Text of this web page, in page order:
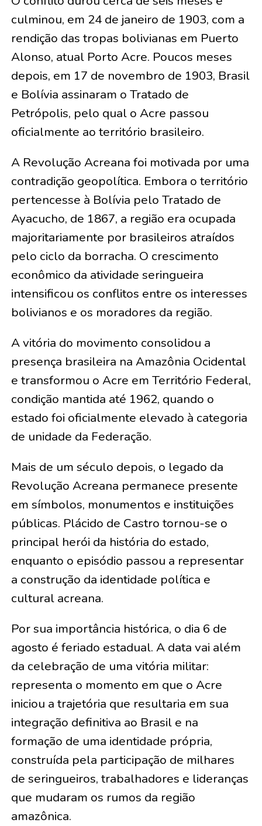
culminou, em 24 de janeiro de 1903, com a
rendição das tropas bolivianas em Puerto
Alonso, atual Porto Acre. Poucos meses
depois, em 17 de novembro de 1903, Brasil
e Bolívia assinaram o Tratado de
Petrópolis, pelo qual o Acre passou
oficialmente ao território brasileiro.
A Revolução Acreana foi motivada por uma
contradição geopolítica. Embora o território
pertencesse à Bolívia pelo Tratado de
Ayacucho, de 1867, a região era ocupada
majoritariamente por brasileiros atraídos
pelo ciclo da borracha. O crescimento
econômico da atividade seringueira
intensificou os conflitos entre os interesses
bolivianos e os moradores da região.
A vitória do movimento consolidou a
presença brasileira na Amazônia Ocidental
e transformou o Acre em Território Federal,
condição mantida até 1962, quando o
estado foi oficialmente elevado à categoria
de unidade da Federação.
Mais de um século depois, o legado da
Revolução Acreana permanece presente
em símbolos, monumentos e instituições
públicas. Plácido de Castro tornou-se o
principal herói da história do estado,
enquanto o episódio passou a representar
a construção da identidade política e
cultural acreana.
Por sua importância histórica, o dia 6 de
agosto é feriado estadual. A data vai além
da celebração de uma vitória militar:
representa o momento em que o Acre
iniciou a trajetória que resultaria em sua
integração definitiva ao Brasil e na
formação de uma identidade própria,
construída pela participação de milhares
de seringueiros, trabalhadores e lideranças
que mudaram os rumos da região
amazônica.